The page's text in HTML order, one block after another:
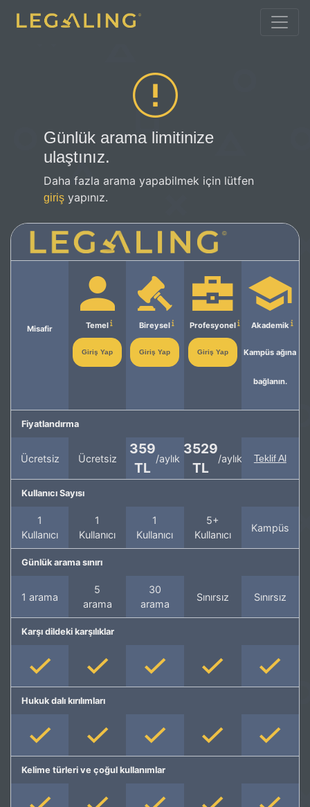
Günlük arama limitinize
ulaştınız.
Daha fazla arama yapabilmek için lütfen
giriş yapınız.
Misafir Temel
Giriş Yap
Bireysel
Giriş Yap
Profesyonel
Giriş Yap
Akademik
Kampüs ağına
bağlanın.
Fiyatlandırma
Ücretsiz Ücretsiz
359
TL
/aylık
3529
TL
/aylık Teklif Al
Kullanıcı Sayısı
1
Kullanıcı
1
Kullanıcı
1
Kullanıcı
5+
Kullanıcı
Kampüs
Günlük arama sınırı
1 arama
5
arama
30
arama
Sınırsız Sınırsız
Karşı dildeki karşılıklar
Hukuk dalı kırılımları
Kelime türleri ve çoğul kullanımlar